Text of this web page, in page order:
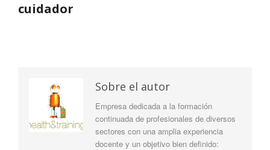
cuidador
Sobre el autor
Empresa dedicada a la formación
continuada de profesionales de diversos
sectores con una amplia experiencia
docente y un objetivo bien definido: